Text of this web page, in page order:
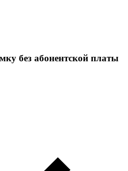
без абонентской платы